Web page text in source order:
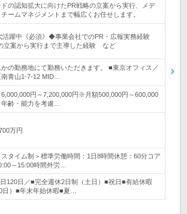
ドの認知拡大に向けたPR戦略の立案から実行、メデ
ームマネジメントまで幅広くお任せします。
躍中《必須》◆事業会社でのPR・広報実務経験
立案から実行まで主導した経験 など
の勤務地にて勤務いただきます。 ■東京オフィス／
青山1-7-12 MID…
6,000,000円～7,200,000円※月額500,000円～600,000
齢・能力を考慮…
万円
スタイム制＞標準労働時間：1日8時間休憩：60分コア
～15:00時間外労…
120日／■完全週休2日制（土日）■祝日■有給休暇
日）■年末年始休暇■夏…